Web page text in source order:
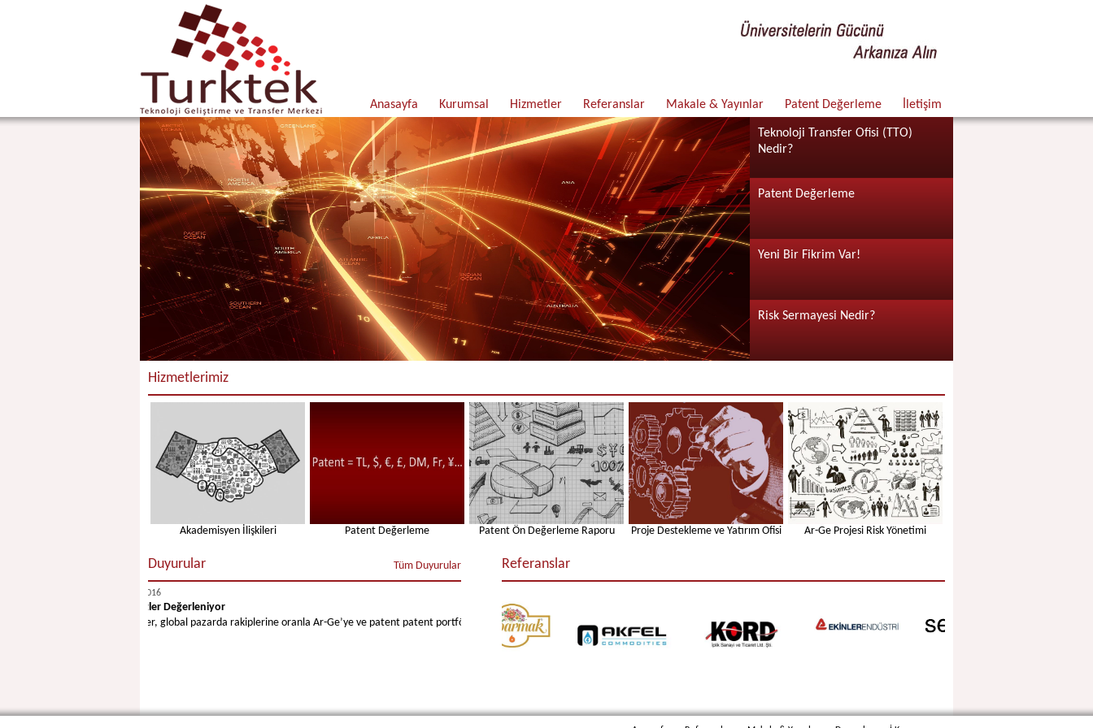
Anasayfa Kurumsal Hizmetler Referanslar Makale & Yayınlar Patent Değerleme İletişim
Teknoloji Transfer Ofisi (TTO)
Nedir?
Patent Değerleme
Yeni Bir Fikrim Var!
Risk Sermayesi Nedir?
Hizmetlerimiz
Akademisyen İlişkileri Patent Değerleme Patent Ön Değerleme Raporu Proje Destekleme ve Yatırım Ofisi Ar-Ge Projesi Risk Yönetimi
Tüm Duyurular
Duyurular
Patentler Değerleniyor
Şirketler, global pazarda rakiplerine oranla Ar-Ge’ye ve patent patent portföylerine yaptıkları yatırımlar kadar başarı sağlıyor. »
Referanslar